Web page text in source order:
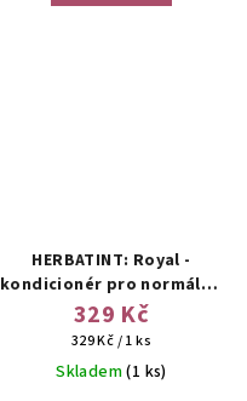
HERBATINT: Royal -
kondicionér pro normální,
slabé a barvené vlasy
329 Kč
Měrná
cena:
329 Kč / 1 ks
Skladem(1 ks)